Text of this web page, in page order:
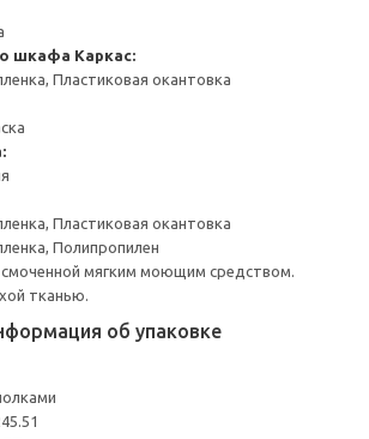
шкафа Каркас:
Пластиковая окантовка
Пластиковая окантовка
Полипропилен
мягким моющим средством.
тканью.
об упаковке